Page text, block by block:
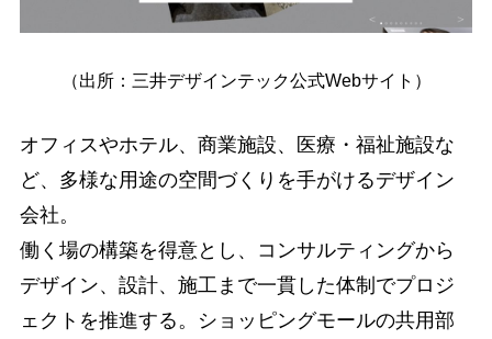
（出所：三井デザインテック公式Webサイト）
オフィスやホテル、商業施設、医療・福祉施設な
ど、多様な用途の空間づくりを手がけるデザイン
会社。
働く場の構築を得意とし、コンサルティングから
デザイン、設計、施工まで一貫した体制でプロジ
ェクトを推進する。ショッピングモールの共用部